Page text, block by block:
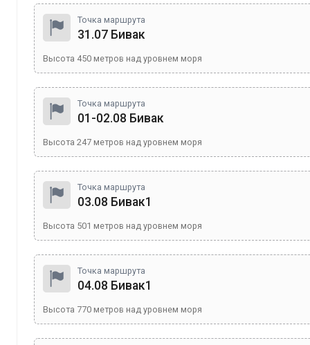
Точка маршрута
31.07 Бивак
Высота 450 метров над уровнем моря
Точка маршрута
01-02.08 Бивак
Высота 247 метров над уровнем моря
Точка маршрута
03.08 Бивак1
Высота 501 метров над уровнем моря
Точка маршрута
04.08 Бивак1
Высота 770 метров над уровнем моря